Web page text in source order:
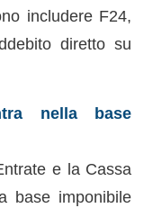
includere F24,
diretto su
nella base
e la Cassa
base imponibile